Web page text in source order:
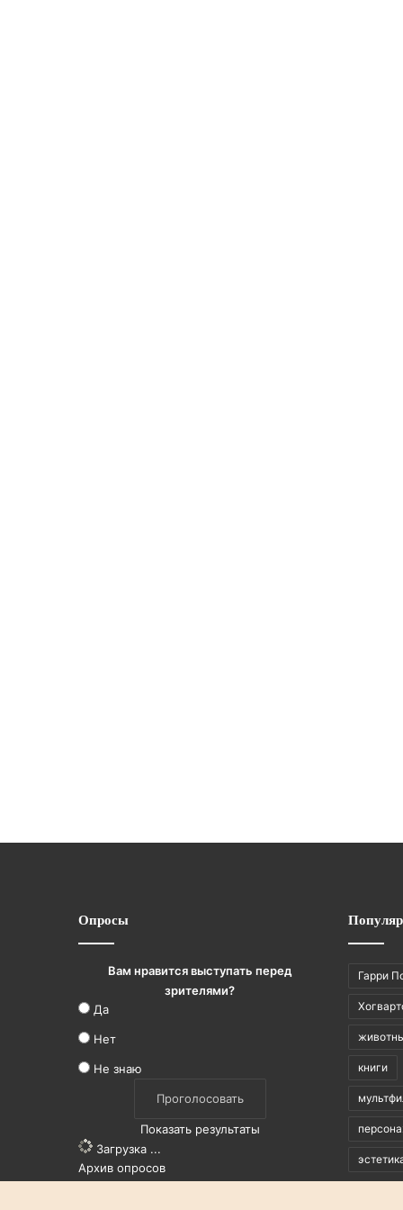
Опросы
Вам нравится выступать перед
зрителями?
Да
Нет
Не знаю
Показать результаты
Загрузка ...
Архив опросов
Гарри
книги